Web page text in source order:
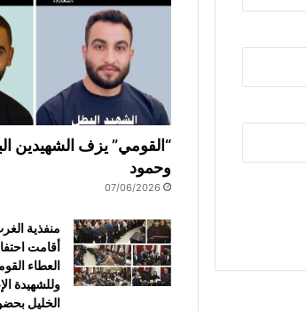
“القومي” يزف الشهيدين
وحمود
07/06/2026
منفذية
أقامت
العطاء
وللشهيدة
الخليل